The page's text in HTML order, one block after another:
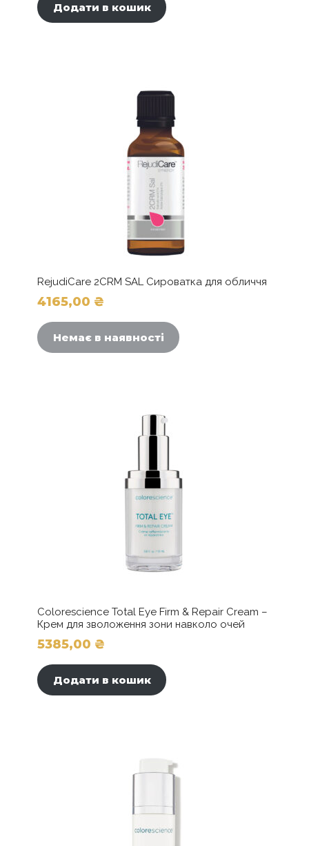
Додати в кошик
RejudiCare 2CRM SAL Сироватка для обличчя
4165,00 ₴
Немає в наявності
Colorescience Total Eye Firm & Repair Cream –
Крем для зволоження зони навколо очей
5385,00 ₴
Додати в кошик